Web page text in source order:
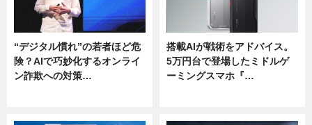
“デジタル慣れ”の若者ほど危
険？AIで巧妙化するオンライ
ン詐欺への対策…
搭載AIが戦術をアドバイス。
5万円台で登場したミドルゲ
ーミングスマホ『…